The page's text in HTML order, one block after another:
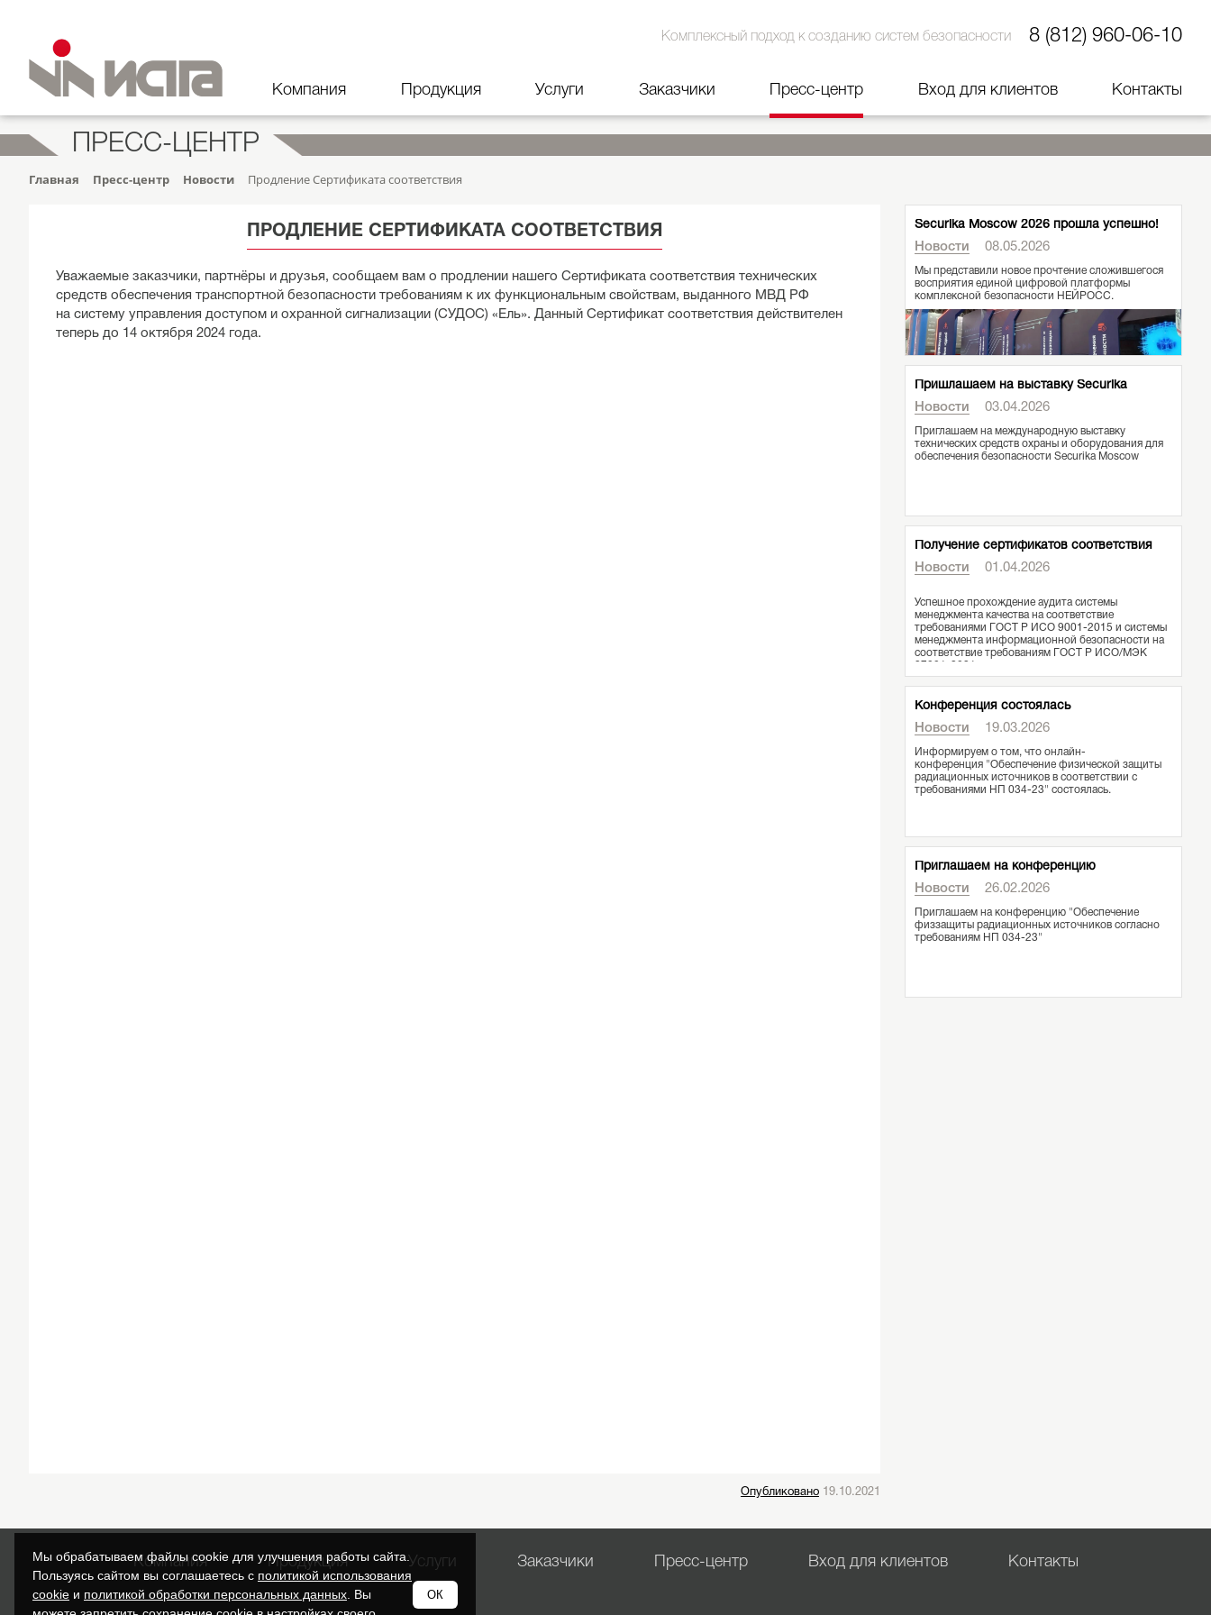
Комплексный подход к созданию систем безопасности 8 (812) 960-06-10
Компания Продукция Услуги Заказчики Пресс-центр Вход для клиентов Контакты
ПРЕСС-ЦЕНТР
Главная Пресс-центр Новости Продление Сертификата соответствия
ПРОДЛЕНИЕ СЕРТИФИКАТА СООТВЕТСТВИЯ
Уважаемые заказчики, партнёры и друзья, сообщаем вам о продлении нашего Сертификата соответствия технических
средств обеспечения транспортной безопасности требованиям к их функциональным свойствам, выданного МВД РФ
на систему управления доступом и охранной сигнализации (СУДОС) «Ель». Данный Сертификат соответствия действителен
теперь до 14 октября 2024 года.
Опубликовано 19.10.2021
Securika Moscow 2026 прошла успешно!
Новости 08.05.2026
Мы представили новое прочтение сложившегося
восприятия единой цифровой платформы
комплексной безопасности НЕЙРОСС.
Пришлашаем на выставку Securika
Новости 03.04.2026
Приглашаем на международную выставку
технических средств охраны и оборудования для
обеспечения безопасности Securika Moscow
Получение сертификатов соответствия
Новости 01.04.2026
Успешное прохождение аудита системы
менеджмента качества на соответствие
требованиями ГОСТ Р ИСО 9001-2015 и системы
менеджмента информационной безопасности на
соответствие требованиям ГОСТ Р ИСО/МЭК
Конференция состоялась
Новости 19.03.2026
Информируем о том, что онлайн-
конференция "Обеспечение физической защиты
радиационных источников в соответствии с
требованиями НП 034-23" состоялась.
Приглашаем на конференцию
Новости 26.02.2026
Приглашаем на конференцию "Обеспечение
физзащиты радиационных источников согласно
требованиям НП 034-23"
Компания Продукция Услуги Заказчики Пресс-центр Вход для клиентов Контакты
Мы обрабатываем файлы cookie для улучшения работы сайта.
Пользуясь сайтом вы соглашаетесь с политикой использования
cookie и политикой обработки персональных данных . Вы
ОК